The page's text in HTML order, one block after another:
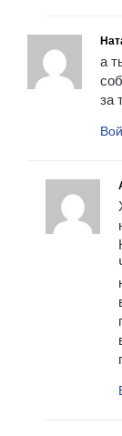
а
за